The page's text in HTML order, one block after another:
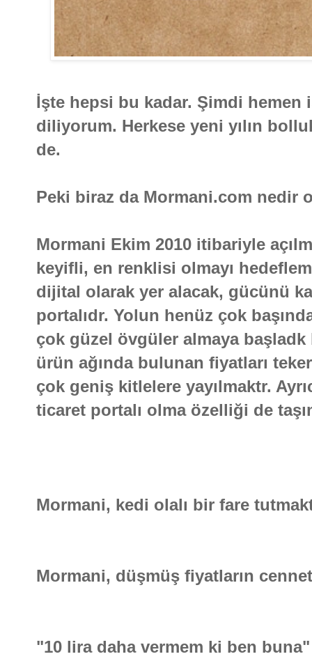
İşte hepsi bu kadar. Şimdi
diliyorum. Herkese yeni yılın
de.
Peki biraz da Mormani.com nedir
Mormani Ekim 2010 itibariyle
keyifli, en renklisi olmayı
dijital olarak yer alacak, gücünü
portalıdr. Yolun henüz çok
çok güzel övgüler almaya
ürün ağında bulunan fiyatları
çok geniş kitlelere yayılmaktr.
ticaret portalı olma özelliği de
Mormani, kedi olalı bir fare
Mormani, düşmüş fiyatların
"10 lira daha vermem ki ben